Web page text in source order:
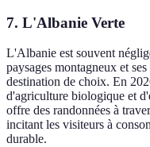
7. L'Albanie Verte
L'Albanie est souvent
paysages montagneux et
destination de choix. En
d'agriculture biologique et
offre des randonnées à
incitant les visiteurs à
durable.